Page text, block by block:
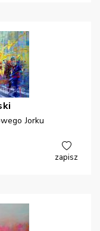
Jorku
zapisz